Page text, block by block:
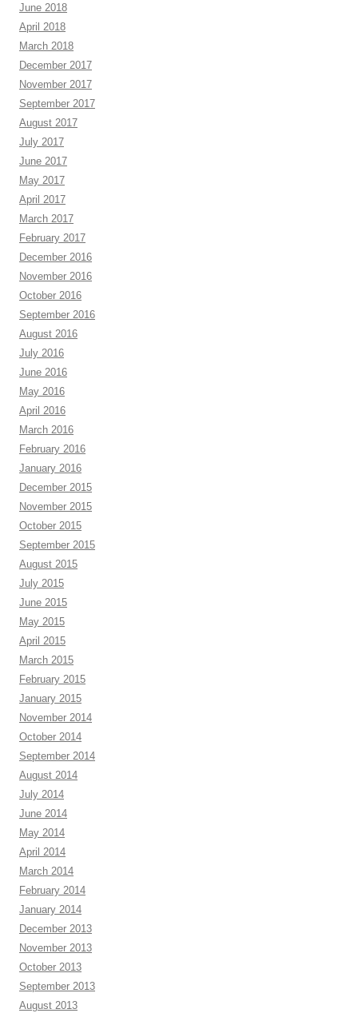
June 2018
April 2018
March 2018
December 2017
November 2017
September 2017
August 2017
July 2017
June 2017
May 2017
April 2017
March 2017
February 2017
December 2016
November 2016
October 2016
September 2016
August 2016
July 2016
June 2016
May 2016
April 2016
March 2016
February 2016
January 2016
December 2015
November 2015
October 2015
September 2015
August 2015
July 2015
June 2015
May 2015
April 2015
March 2015
February 2015
January 2015
November 2014
October 2014
September 2014
August 2014
July 2014
June 2014
May 2014
April 2014
March 2014
February 2014
January 2014
December 2013
November 2013
October 2013
September 2013
August 2013